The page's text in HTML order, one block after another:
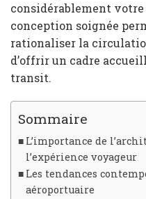
considérablement
conception soignée
rationaliser la
d’offrir un cadre
transit.
Sommaire
L’importance de
l’expérience voyageur
Les tendances
aéroportuaire